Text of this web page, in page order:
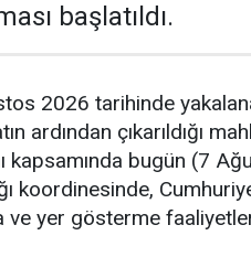
başlatıldı.
2026 tarihinde
ardından çıkarıldığı
kapsamında bugün (7
koordinesinde,
ve yer gösterme